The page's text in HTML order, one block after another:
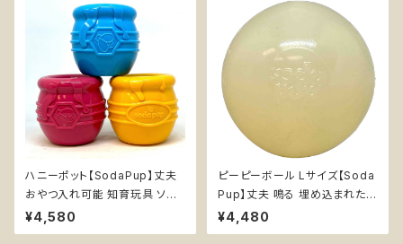
ハニーポット【SodaPup】丈夫
おやつ入れ可能 知育玩具 ソダ
パップ Honey Pot
¥4,580
ピーピーボール Lサイズ【Soda
Pup】丈夫 鳴る 埋め込まれた
スクィーカー カミカミ 浮く 持っ
てこい
¥4,480